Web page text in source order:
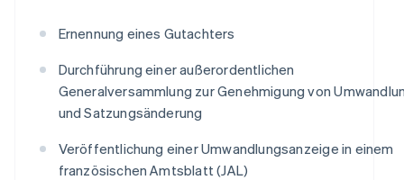
Ernennung eines Gutachters
Durchführung einer außerordentlichen
Generalversammlung zur Genehmigung von
und Satzungsänderung
Veröffentlichung einer Umwandlungsanzeige in einem
französischen Amtsblatt (JAL)